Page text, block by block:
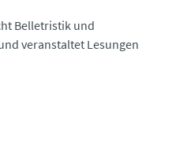
Belletristik und
veranstaltet Lesungen